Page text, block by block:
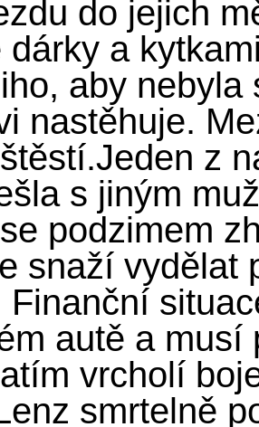
do jejich
dárky a
aby
nastěhuje.
z
s jiným
podzimem
snaží vydělat
Finanční
autě a musí
vrcholí
smrtelně